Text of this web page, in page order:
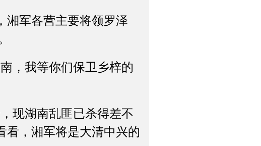
军各营主要将领罗泽
，我等你们保卫乡梓的
现湖南乱匪已杀得差不
看，湘军将是大清中兴的